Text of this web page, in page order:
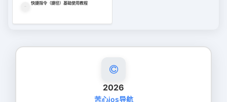
快捷指令（捷径）基础使用教程
2026
苦心ios导航